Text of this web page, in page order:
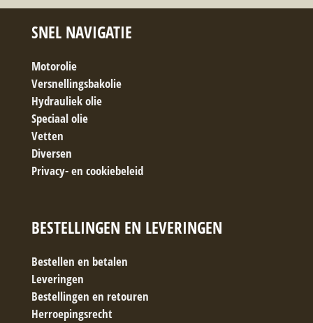
SNEL NAVIGATIE
Motorolie
Versnellingsbakolie
Hydrauliek olie
Speciaal olie
Vetten
Diversen
Privacy- en cookiebeleid
BESTELLINGEN EN LEVERINGEN
Bestellen en betalen
Leveringen
Bestellingen en retouren
Herroepingsrecht